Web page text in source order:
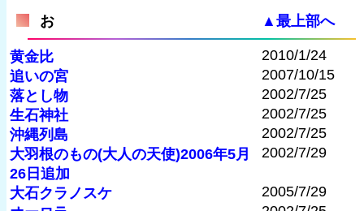
お ▲最上部へ
黄金比
2010/1/24
追いの宮
2007/10/15
落とし物
2002/7/25
生石神社
2002/7/25
沖縄列島
2002/7/25
大羽根のもの(大人の天使)2006年5月
26日追加
2002/7/29
大石クラノスケ
2005/7/29